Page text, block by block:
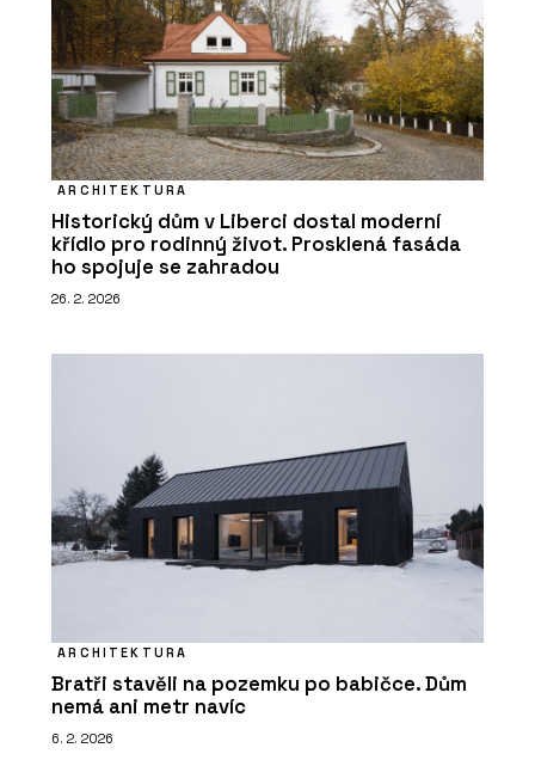
ČLÁNKY
Kde v olympijském Livignu po sportu
zrelaxovat? Ve wellness s českou
stopou
PRODUKTY
Bazénové zakrytí - Aquamarine Spa
ARCHITEKTURA
Historický dům v Liberci dostal moderní
křídlo pro rodinný život. Prosklená fasáda
ho spojuje se zahradou
26. 2. 2026
ARCHITEKTURA
Bratři stavěli na pozemku po babičce. Dům
nemá ani metr navíc
6. 2. 2026